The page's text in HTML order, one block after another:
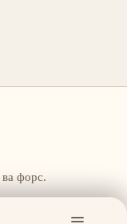
форс.